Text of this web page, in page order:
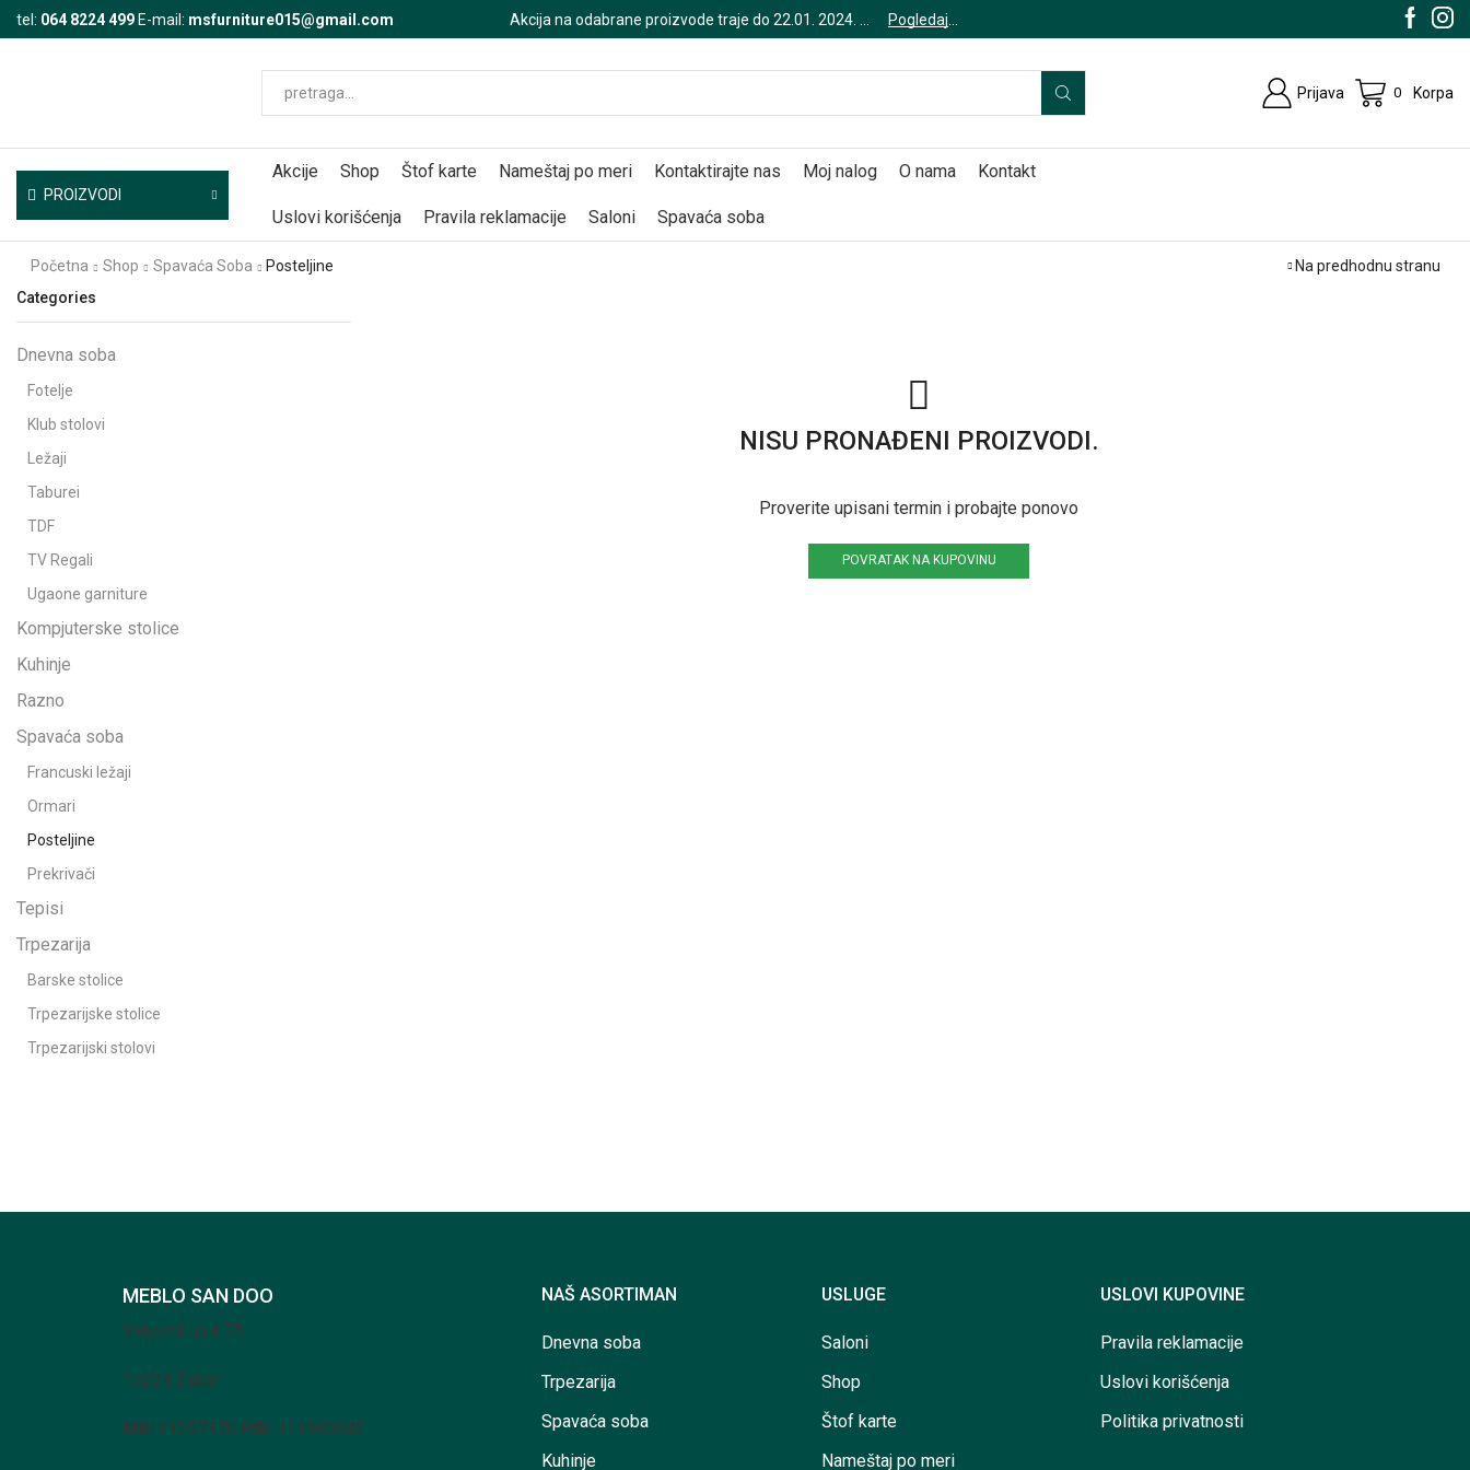
tel: 064 8224 499E-mail: msfurniture015@gmail.com
Prijava 0 Korpa
PROIZVODI
Akcije Shop Štof karte Nameštaj po meri Kontaktirajte nas Moj nalog O nama Kontakt
Uslovi korišćenja Pravila reklamacije Saloni Spavaća soba
Početna Shop Spavaća Soba Posteljine Na predhodnu stranu
NISU PRONAĐENI PROIZVODI.
Proverite upisani termin i probajte ponovo
POVRATAK NA KUPOVINU
Categories
Dnevna soba
Fotelje
Klub stolovi
Ležaji
Taburei
TDF
TV Regali
Ugaone garniture
Kompjuterske stolice
Kuhinje
Razno
Spavaća soba
Francuski ležaji
Ormari
Posteljine
Prekrivači
Tepisi
Trpezarija
Barske stolice
Trpezarijske stolice
Trpezarijski stolovi
MEBLO SAN DOO
Valjevski put 75
15224 Žabar
MB: 21257176 PIB: 111983042
NAŠ ASORTIMAN
Dnevna soba
Trpezarija
Spavaća soba
Kuhinje
USLUGE
Saloni
Shop
Štof karte
Nameštaj po meri
USLOVI KUPOVINE
Pravila reklamacije
Uslovi korišćenja
Politika privatnosti